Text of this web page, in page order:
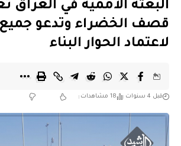
البعثة الأممية في العراق
قصف الخضراء وتدعو جميع
لاعتماد الحوار البناء
قبل 4 سنوات 18 مشاهدات